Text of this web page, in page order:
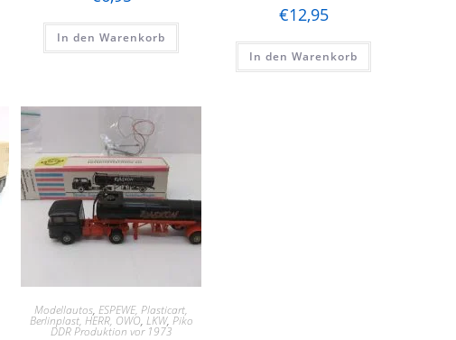
In den Warenkorb
€12,95
In den Warenkorb
Modellautos,ESPEWE, Plasticart,
Berlinplast, HERR, OWO, LKW, Piko
DDR Produktion vor 1973